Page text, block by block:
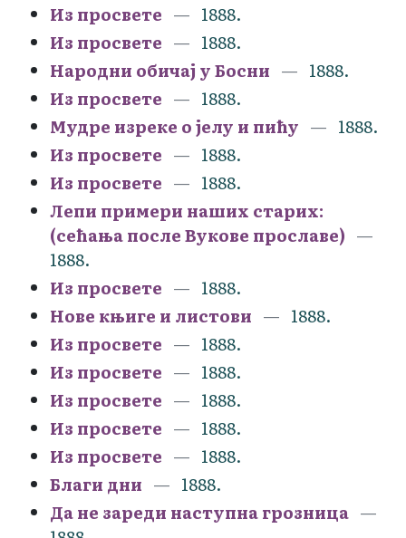
Из просвете
1888.
Из просвете
1888.
Народни обичај у Босни
1888.
Из просвете
1888.
Мудре изреке о јелу и пићу
1888.
Из просвете
1888.
Из просвете
1888.
Лепи примери наших старих:
(сећања после Вукове прославе)
1888.
Из просвете
1888.
Нове књиге и листови
1888.
Из просвете
1888.
Из просвете
1888.
Из просвете
1888.
Из просвете
1888.
Из просвете
1888.
Благи дни
1888.
Да не зареди наступна грозница